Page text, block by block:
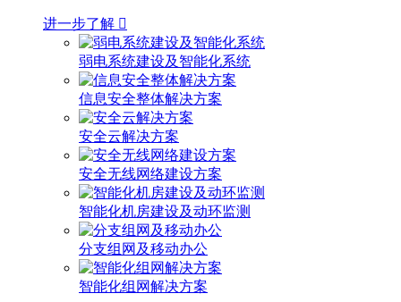
进一步了解 
弱电系统建设及智能化系统
信息安全整体解决方案
安全云解决方案
安全无线网络建设方案
智能化机房建设及动环监测
分支组网及移动办公
智能化组网解决方案